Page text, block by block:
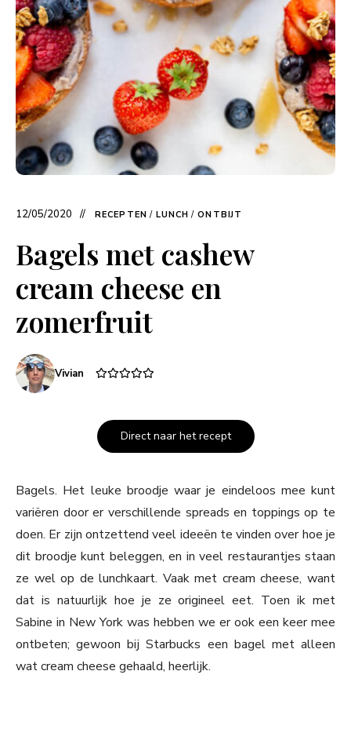
12/05/2020 RECEPTEN / LUNCH / ONTBIJT
Bagels met cashew
cream cheese en
zomerfruit
Vivian
Direct naar het recept
Bagels. Het leuke broodje waar je eindeloos mee kunt
variëren door er verschillende spreads en toppings op te
doen. Er zijn ontzettend veel ideeën te vinden over hoe je
dit broodje kunt beleggen, en in veel restaurantjes staan
ze wel op de lunchkaart. Vaak met cream cheese, want
dat is natuurlijk hoe je ze origineel eet. Toen ik met
Sabine in New York was hebben we er ook een keer mee
ontbeten; gewoon bij Starbucks een bagel met alleen
wat cream cheese gehaald, heerlijk.